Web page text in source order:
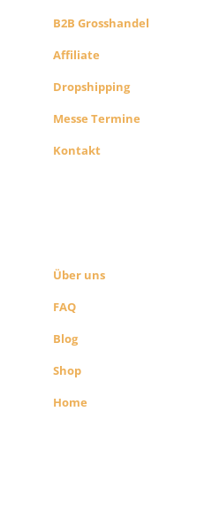
B2B Grosshandel
Affiliate
Dropshipping
Messe Termine
Kontakt
Über uns
FAQ
Blog
Shop
Home